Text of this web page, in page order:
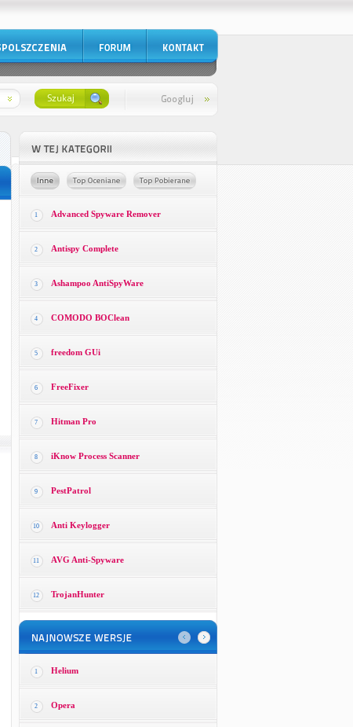
1 Advanced Spyware Remover
2 Antispy Complete
3 Ashampoo AntiSpyWare
4 COMODO BOClean
5 freedom GUi
6 FreeFixer
7 Hitman Pro
8 iKnow Process Scanner
9 PestPatrol
10 Anti Keylogger
11 AVG Anti-Spyware
12 TrojanHunter
1 Helium
2 Opera